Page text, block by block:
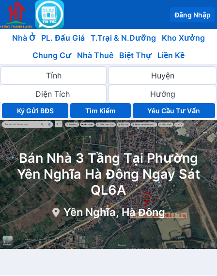
Đăng Nhập
Nhà Ở PL. Đấu Giá T.Trại & N.Dưỡng
Kho Xưởng
Chung Cư
Nhà Thuê Biệt Thự Liền Kề
Ký Gửi BĐS Yêu Cầu Tư Vấn
Bán Nhà 3 Tầng Tại Phường
Yên Nghĩa Hà Đông Ngay Sát
QL6A
Yên Nghĩa, Hà Đông